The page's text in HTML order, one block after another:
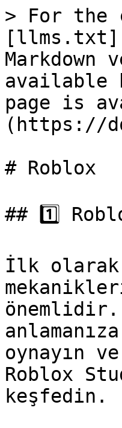
> For the
Markdown
available
page is
(https://
# Roblox
## 1️⃣
İlk
oynayın
Roblox
keşfedin.